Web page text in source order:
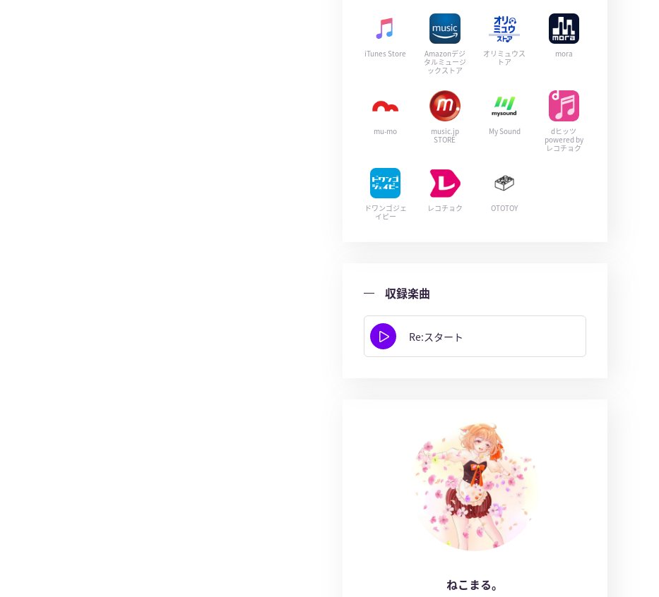
iTunes Store
Amazonデジ
タルミュージ
ックストア
オリミュウス
トア
mora
mu-mo
music.jp
STORE
My Sound
dヒッツ
powered by
レコチョク
ドワンゴジェ
イピー
レコチョク OTOTOY
収録楽曲
Re:スタート
ねこまる。